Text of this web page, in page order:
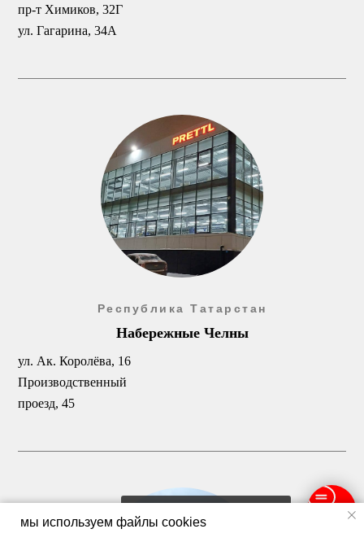
пр-т Химиков, 32Г
ул. Гагарина, 34А
Республика Татарстан
Набережные Челны
ул. Ак. Королёва, 16
Производственный
проезд, 45
мы используем файлы cookies